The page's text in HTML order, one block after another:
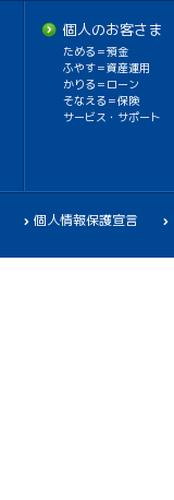
個人のお客さま
ためる＝預金
ふやす＝資産運用
かりる＝ローン
そなえる＝保険
サービス・サポート
個人情報保護宣言